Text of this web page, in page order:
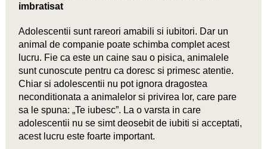
imbratisat
Adolescentii sunt rareori amabili si iubitori. Dar un
animal de companie poate schimba complet acest
lucru. Fie ca este un caine sau o pisica, animalele
sunt cunoscute pentru ca doresc si primesc atentie.
Chiar si adolescentii nu pot ignora dragostea
neconditionata a animalelor si privirea lor, care pare
sa le spuna: „Te iubesc”. La o varsta in care
adolescentii nu se simt deosebit de iubiti si acceptati,
acest lucru este foarte important.